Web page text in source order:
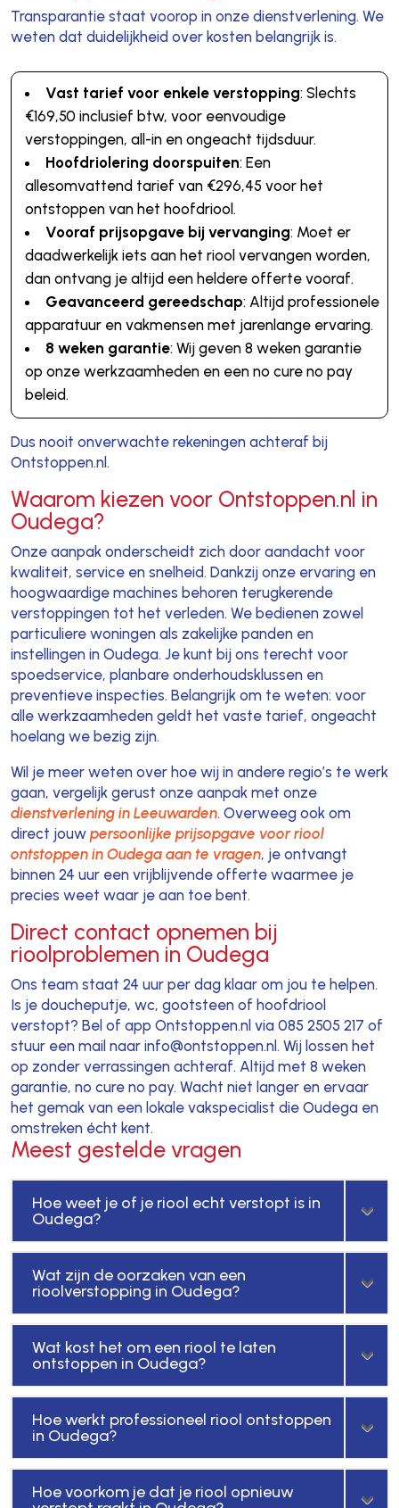
Transparantie staat voorop in onze dienstverlening. We
weten dat duidelijkheid over kosten belangrijk is.
Vast tarief voor enkele verstopping: Slechts
€169,50 inclusief btw, voor eenvoudige
verstoppingen, all-in en ongeacht tijdsduur.
Hoofdriolering doorspuiten: Een
allesomvattend tarief van €296,45 voor het
ontstoppen van het hoofdriool.
Vooraf prijsopgave bij vervanging: Moet er
daadwerkelijk iets aan het riool vervangen worden,
dan ontvang je altijd een heldere offerte vooraf.
Geavanceerd gereedschap: Altijd professionele
apparatuur en vakmensen met jarenlange ervaring.
8 weken garantie: Wij geven 8 weken garantie
op onze werkzaamheden en een no cure no pay
beleid.
Dus nooit onverwachte rekeningen achteraf bij
Ontstoppen.nl.
Waarom kiezen voor Ontstoppen.nl in
Oudega?
Onze aanpak onderscheidt zich door aandacht voor
kwaliteit, service en snelheid. Dankzij onze ervaring en
hoogwaardige machines behoren terugkerende
verstoppingen tot het verleden. We bedienen zowel
particuliere woningen als zakelijke panden en
instellingen in Oudega. Je kunt bij ons terecht voor
spoedservice, planbare onderhoudsklussen en
preventieve inspecties. Belangrijk om te weten: voor
alle werkzaamheden geldt het vaste tarief, ongeacht
hoelang we bezig zijn.
Wil je meer weten over hoe wij in andere regio’s te werk
gaan, vergelijk gerust onze aanpak met onze
dienstverlening in Leeuwarden. Overweeg ook om
direct jouw persoonlijke prijsopgave voor riool
ontstoppen in Oudega aan te vragen, je ontvangt
binnen 24 uur een vrijblijvende offerte waarmee je
precies weet waar je aan toe bent.
Direct contact opnemen bij
rioolproblemen in Oudega
Ons team staat 24 uur per dag klaar om jou te helpen.
Is je doucheputje, wc, gootsteen of hoofdriool
verstopt? Bel of app Ontstoppen.nl via 085 2505 217 of
stuur een mail naar info@ontstoppen.nl. Wij lossen het
op zonder verrassingen achteraf. Altijd met 8 weken
garantie, no cure no pay. Wacht niet langer en ervaar
het gemak van een lokale vakspecialist die Oudega en
omstreken écht kent.
Meest gestelde vragen
Hoe weet je of je riool echt verstopt is in
Oudega?
Wat zijn de oorzaken van een
rioolverstopping in Oudega?
Wat kost het om een riool te laten
ontstoppen in Oudega?
Hoe werkt professioneel riool ontstoppen
in Oudega?
Hoe voorkom je dat je riool opnieuw